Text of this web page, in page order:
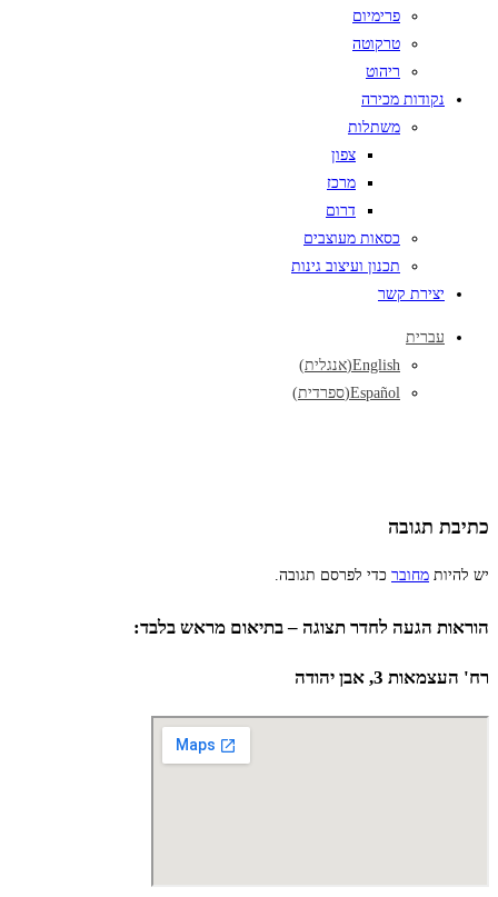
פרימיום
טרקוטה
ריהוט
נקודות מכירה
משתלות
צפון
מרכז
דרום
כסאות מעוצבים
תכנון ועיצוב גינות
יצירת קשר
עברית
English
(אנגלית)
Español
(ספרדית)
כתיבת תגובה
יש להיות מחובר כדי לפרסם תגובה.
הוראות הגעה לחדר תצוגה – בתיאום מראש בלבד:
רח' העצמאות 3, אבן יהודה